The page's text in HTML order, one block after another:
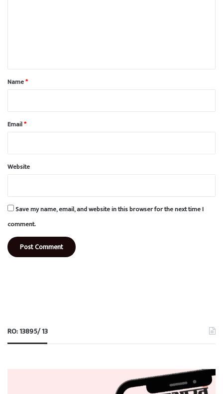
*
Name*
Email*
Website
Save my name, email, and website in this browser for the next time I
comment.
RO: 13895/ 13